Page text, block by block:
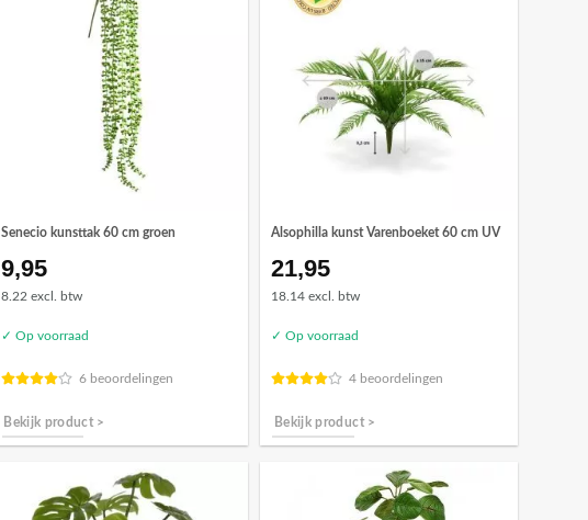
Senecio kunsttak 60 cm groen
9,95
8.22 excl. btw
✓ Op voorraad
6 beoordelingen
Bekijk product >
Alsophilla kunst Varenboeket 60 cm UV
21,95
18.14 excl. btw
✓ Op voorraad
4 beoordelingen
Bekijk product >